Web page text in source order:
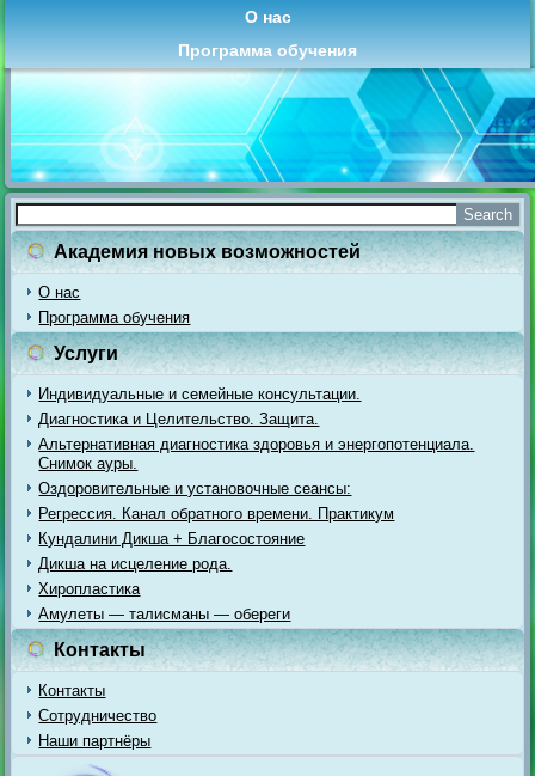
О нас
Программа обучения
Академия новых возможностей
О нас
Программа обучения
Услуги
Индивидуальные и семейные консультации.
Диагностика и Целительство. Защита.
Альтернативная диагностика здоровья и энергопотенциала.
Снимок ауры.
Оздоровительные и установочные сеансы:
Регрессия. Канал обратного времени. Практикум
Кундалини Дикша + Благосостояние
Дикша на исцеление рода.
Хиропластика
Амулеты — талисманы — обереги
Контакты
Контакты
Сотрудничество
Наши партнёры